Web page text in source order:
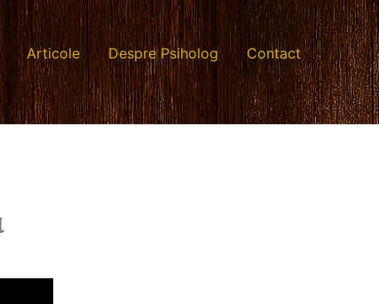
Articole Despre Psiholog Contact